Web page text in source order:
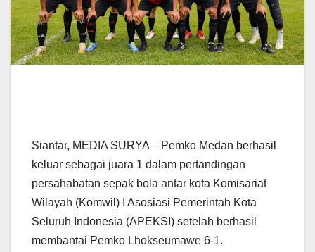
Siantar, MEDIA SURYA – Pemko Medan berhasil
keluar sebagai juara 1 dalam pertandingan
persahabatan sepak bola antar kota Komisariat
Wilayah (Komwil) I Asosiasi Pemerintah Kota
Seluruh Indonesia (APEKSI) setelah berhasil
membantai Pemko Lhokseumawe 6-1.